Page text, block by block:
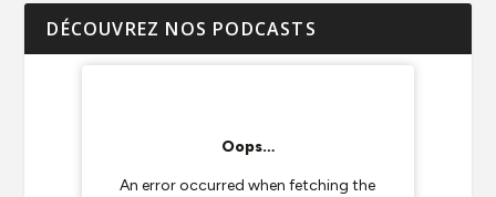
DÉCOUVREZ NOS PODCASTS